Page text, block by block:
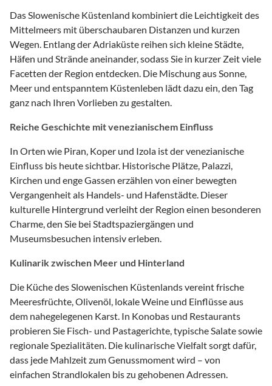
Das Slowenische Küstenland kombiniert die Leichtigkeit des
Mittelmeers mit überschaubaren Distanzen und kurzen
Wegen. Entlang der Adriaküste reihen sich kleine Städte,
Häfen und Strände aneinander, sodass Sie in kurzer Zeit viele
Facetten der Region entdecken. Die Mischung aus Sonne,
Meer und entspanntem Küstenleben lädt dazu ein, den Tag
ganz nach Ihren Vorlieben zu gestalten.
Reiche Geschichte mit venezianischem Einfluss
In Orten wie Piran, Koper und Izola ist der venezianische
Einfluss bis heute sichtbar. Historische Plätze, Palazzi,
Kirchen und enge Gassen erzählen von einer bewegten
Vergangenheit als Handels- und Hafenstädte. Dieser
kulturelle Hintergrund verleiht der Region einen besonderen
Charme, den Sie bei Stadtspaziergängen und
Museumsbesuchen intensiv erleben.
Kulinarik zwischen Meer und Hinterland
Die Küche des Slowenischen Küstenlands vereint frische
Meeresfrüchte, Olivenöl, lokale Weine und Einflüsse aus
dem nahegelegenen Karst. In Konobas und Restaurants
probieren Sie Fisch- und Pastagerichte, typische Salate sowie
regionale Spezialitäten. Die kulinarische Vielfalt sorgt dafür,
dass jede Mahlzeit zum Genussmoment wird – von
einfachen Strandlokalen bis zu gehobenen Adressen.